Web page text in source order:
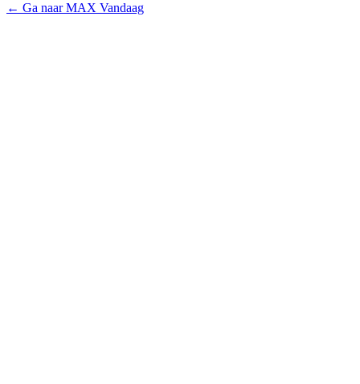
← Ga naar MAX Vandaag